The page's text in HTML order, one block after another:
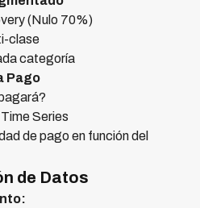
(Nulo 70%)
clase
categoría
Pago
Series
de pago en función del
de Datos